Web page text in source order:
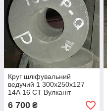
Круг шліфувальний
ведучий 1 300х250х127
14А 16 СТ Вулканіт
6 700 ₴